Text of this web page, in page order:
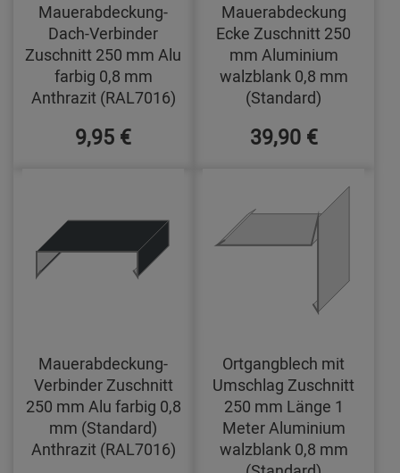
Mauerabdeckung-
Dach-Verbinder
Zuschnitt 250 mm Alu
farbig 0,8 mm
Anthrazit (RAL7016)
9,95 €
Mauerabdeckung
Ecke Zuschnitt 250
mm Aluminium
walzblank 0,8 mm
(Standard)
39,90 €
Mauerabdeckung-
Verbinder Zuschnitt
250 mm Alu farbig 0,8
mm (Standard)
Anthrazit (RAL7016)
Ortgangblech mit
Umschlag Zuschnitt
250 mm Länge 1
Meter Aluminium
walzblank 0,8 mm